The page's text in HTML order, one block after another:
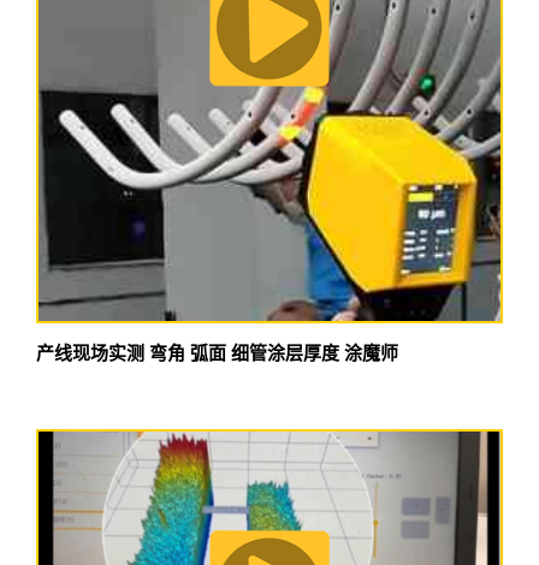
产线现场实测 弯角 弧面 细管涂层厚度 涂魔师